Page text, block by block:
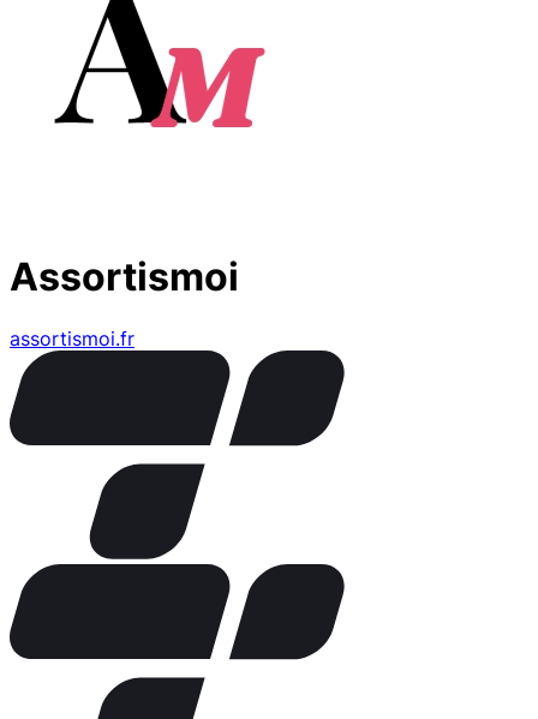
Assortismoi
assortismoi.fr